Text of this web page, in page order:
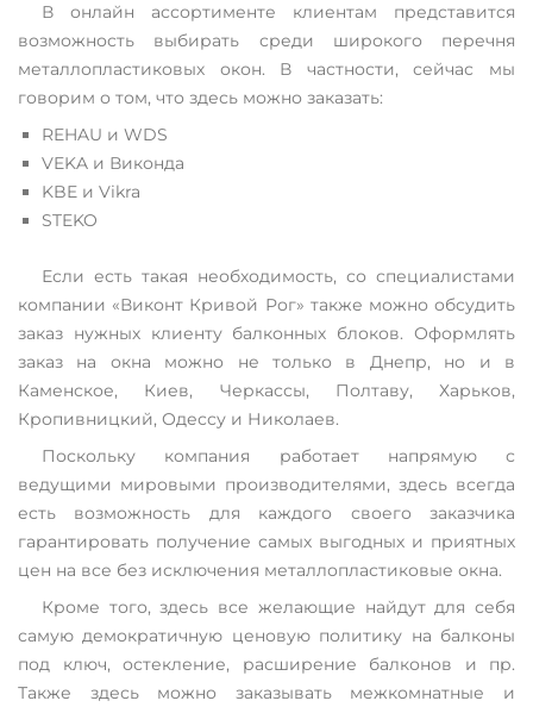
В онлайн ассортименте клиентам представится
возможность выбирать среди широкого перечня
металлопластиковых окон. В частности, сейчас мы
говорим о том, что здесь можно заказать:
REHAU и WDS
VEKA и Виконда
KBE и Vikra
STEKO
Если есть такая необходимость, со специалистами
компании «Виконт Кривой Рог» также можно обсудить
заказ нужных клиенту балконных блоков. Оформлять
заказ на окна можно не только в Днепр, но и в
Каменское, Киев, Черкассы, Полтаву, Харьков,
Кропивницкий, Одессу и Николаев.
Поскольку компания работает напрямую с
ведущими мировыми производителями, здесь всегда
есть возможность для каждого своего заказчика
гарантировать получение самых выгодных и приятных
цен на все без исключения металлопластиковые окна.
Кроме того, здесь все желающие найдут для себя
самую демократичную ценовую политику на балконы
под ключ, остекление, расширение балконов и пр.
Также здесь можно заказывать межкомнатные и